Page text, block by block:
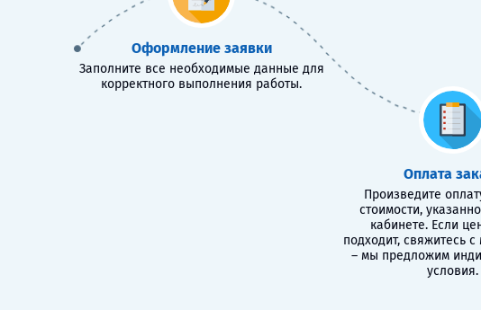
Оформление заявки
Заполните все необходимые данные для
корректного выполнения работы.
Оплата
Произведите
стоимости,
кабинете. Если
подходит, свяжитесь
– мы предложим
условия.